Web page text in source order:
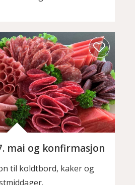
mai og konfirmasjon
til koldtbord, kaker og